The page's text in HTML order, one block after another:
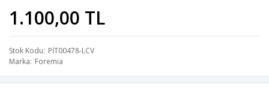
1.100,00 TL
Stok Kodu PİT00478-LCV
Marka Foremia